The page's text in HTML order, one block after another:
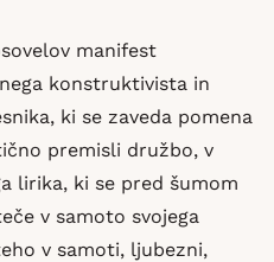
manifest
konstruktivista in
ki se zaveda pomena
premisli družbo, v
lirika, ki se pred šumom
v samoto svojega
v samoti, ljubezni,